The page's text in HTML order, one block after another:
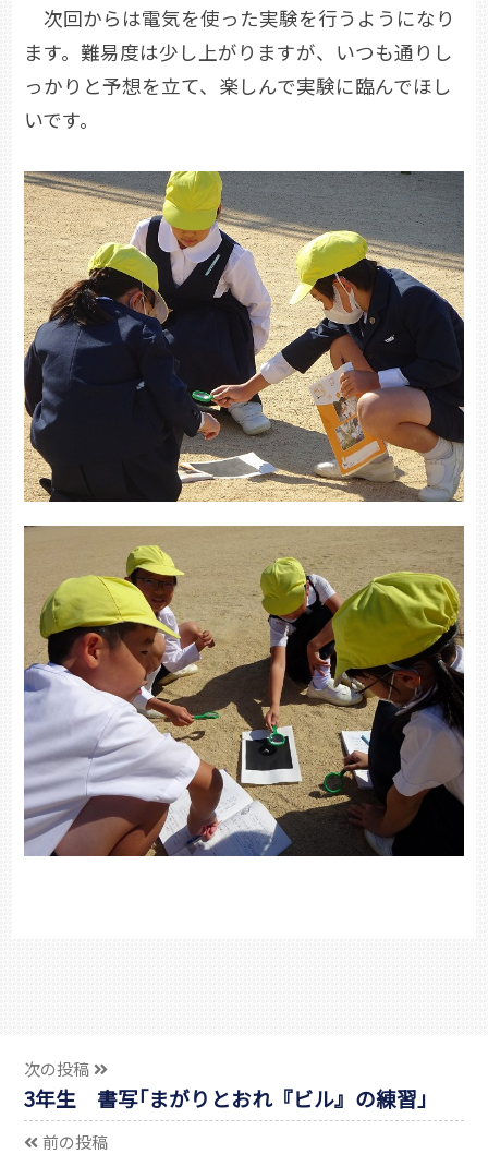
次回からは電気を使った実験を行うようになり
ます。難易度は少し上がりますが、いつも通りし
っかりと予想を立て、楽しんで実験に臨んでほし
いです。
次の投稿
3年生 書写｢まがりとおれ『ビル』の練習」
前の投稿